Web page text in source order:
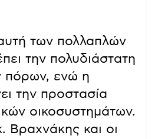
των πολλαπλών
την πολυδιάστατη
πόρων, ενώ η
την προστασία
οικοσυστημάτων.
Βραχνάκης και οι